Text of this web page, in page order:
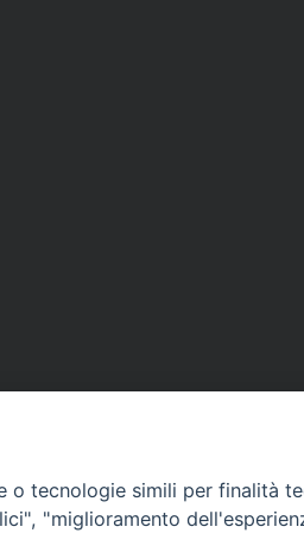
o tecnologie simili per finalità
"miglioramento